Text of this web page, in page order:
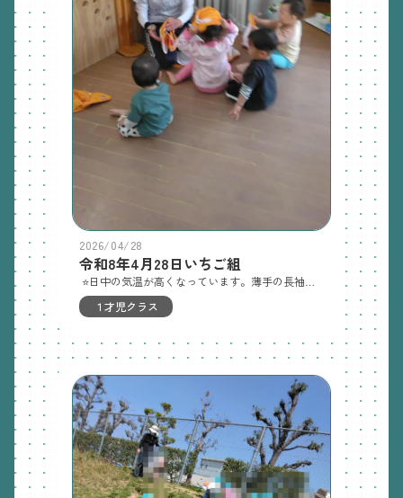
2026/04/28
令和8年4月28日いちご組
１才児クラス